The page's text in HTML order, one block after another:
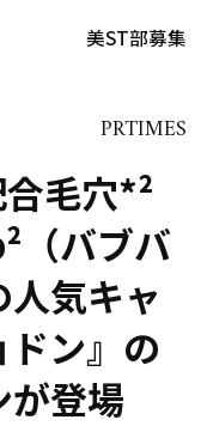
美ST部募集
PRTIMES
毛穴*²
（バブバ
気キャ
ン』の
が登場